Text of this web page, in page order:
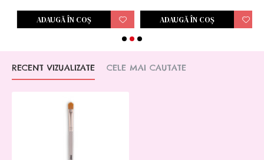
ADAUGĂ ÎN COŞ ADAUGĂ ÎN COŞ
RECENT VIZUALIZATE CELE MAI CAUTATE